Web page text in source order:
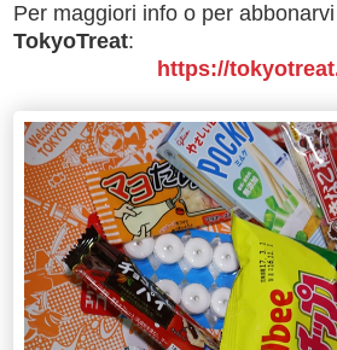
Per maggiori info o per
TokyoTreat:
https://